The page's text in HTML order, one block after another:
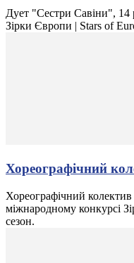
Дует "Сестри Савіни", 14
Зірки Європи | Stars of
Хореографічний
Хореографічний
міжнародному конкурсі
сезон.